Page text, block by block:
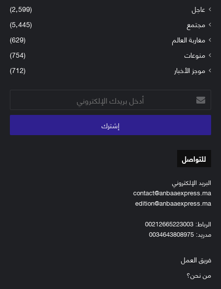
عاجل
(2٬599)
مجتمع
(5٬445)
مغاربة العالم
(629)
منوعات
(754)
موجز الأخبار
(712)
أدخل
بريدك
الإلكتروني
للتواصل
البريد الإلكتروني
contact@anbaaexpress.ma
edition@anbaaexpress.ma
الرباط: 00212665223003
مدريد: 0034643808975
فريق العمل
من نحن؟